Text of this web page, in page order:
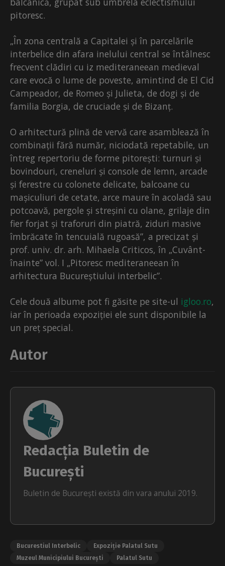
pitoresc.
„În zona centrală a Capitalei și în parcelările
interbelice din afara inelului central se întâlnesc
frecvent clădiri cu iz mediteraneean medieval
care evocă o lume de poveste, amintind de El Cid
Campeador, de Romeo și Julieta, de dogi și de
familia Borgia, de cruciade și de Bizanț.
O arhitectură plină de vervă care asamblează în
combinații fără număr, niciodată repetabile, un
întreg repertoriu de forme pitorești: turnuri și
bovindouri, creneluri și console de lemn, arcade
și ferestre cu colonete delicate, balcoane cu
mașiculiuri de cetate, arce maure în acoladă sau
potcoavă, pergole și streșini cu olane, grilaje din
fier forjat și traforuri din piatră, ziduri masive
îmbrăcate în tencuială rugoasă”, a precizat și
prof. univ. dr. arh. Mihaela Criticos, în „Cuvânt-
înainte” vol. I „Pitoresc mediteraneean în
arhitectura Bucureștiului interbelic”.
Cele două albume pot fi găsite pe site-ul igloo.ro,
iar în perioada expoziției ele sunt disponibile la
un preț special.
Autor
Redacția Buletin de
București
Buletin de București există din vara anului 2019.
Bucurestiul Interbelic
Expoziție Palatul Sutu
Muzeul Municipiului București
Palatul Sutu